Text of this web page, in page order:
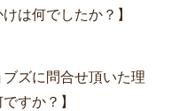
は何でしたか？】
ブズに問合せ頂いた理
すか？】